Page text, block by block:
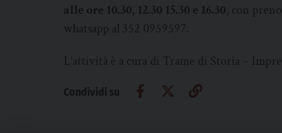
alle ore 10.30, 12.30 15.30 e 16.30, con
whatsapp al 352 0959597.
L’attività è a cura di Trame di Storia –
Condividi su